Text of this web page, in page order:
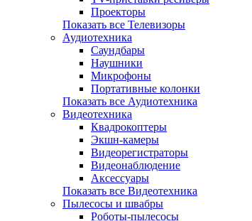
Проекторы
Показать все Телевизоры
Аудиотехника
Саундбары
Наушники
Микрофоны
Портативные колонки
Показать все Аудиотехника
Видеотехника
Квадрокоптеры
Экшн-камеры
Видеорегистраторы
Видеонаблюдение
Аксессуары
Показать все Видеотехника
Пылесосы и швабры
Роботы-пылесосы